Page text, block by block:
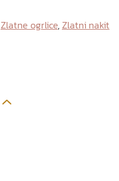
Zlatne ogrlice,Zlatni nakit